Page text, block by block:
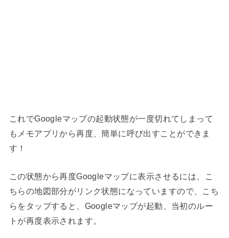
これでGoogleマップの起動状態が一度切れてしまって
もメモアプリから再度、簡単に呼び出すことができま
す！
この状態から再度Googleマップに表示させるには、こ
ちらの地図部分がリンク状態になっていますので、こち
らをタップすると、Googleマップが起動、当初のルー
トが再度表示されます。